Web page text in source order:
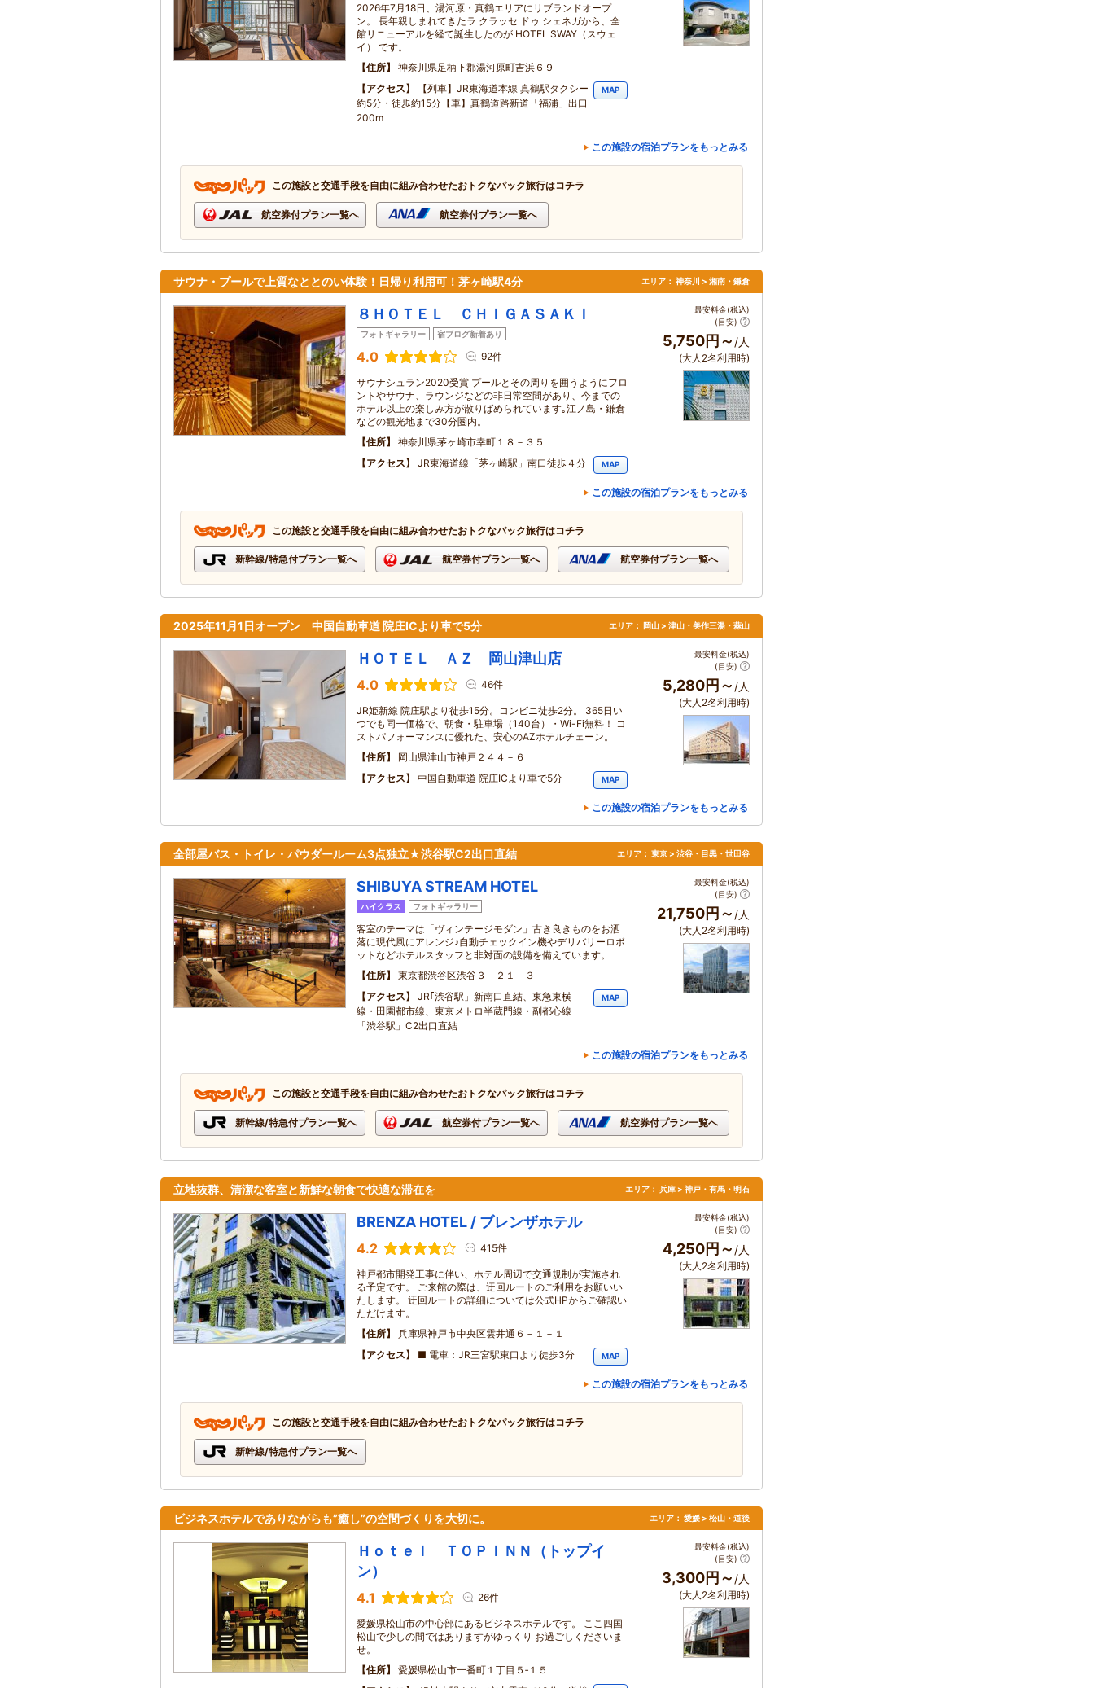
2026年7月18日、湯河原・真鶴エリアにリブランドオープ
ン。 長年親しまれてきたラ クラッセ ドゥ シェネガから、全
館リニューアルを経て誕生したのが HOTEL SWAY（スウェ
イ） です。
住所
神奈川県足柄下郡湯河原町吉浜６９
アクセス
【列車】JR東海道本線 真鶴駅タクシー
約5分・徒歩約15分【車】真鶴道路新道「福浦」出口
200m
MAP
この施設の宿泊プランをもっとみる
この施設と交通手段を自由に組み合わせたおトクなパック旅行はコチラ
航空券付プラン一覧へ 航空券付プラン一覧へ
サウナ・プールで上質なととのい体験！日帰り利用可！茅ヶ崎駅4分 エリア： 神奈川 > 湘南・鎌倉
８ＨＯＴＥＬ ＣＨＩＧＡＳＡＫＩ
フォトギャラリー 宿ブログ新着あり
4.0 92件
サウナシュラン2020受賞 プールとその周りを囲うようにフロ
ントやサウナ、ラウンジなどの非日常空間があり、今までの
ホテル以上の楽しみ方が散りばめられています｡江ノ島・鎌倉
などの観光地まで30分圏内。
住所
神奈川県茅ヶ崎市幸町１８－３５
アクセス
JR東海道線「茅ヶ崎駅」南口徒歩４分 MAP
最安料金(税込)
(目安)
5,750円～ /人
(大人2名利用時)
この施設の宿泊プランをもっとみる
この施設と交通手段を自由に組み合わせたおトクなパック旅行はコチラ
新幹線/特急付プラン一覧へ 航空券付プラン一覧へ 航空券付プラン一覧へ
2025年11月1日オープン 中国自動車道 院庄ICより車で5分 エリア： 岡山 > 津山・美作三湯・蒜山
ＨＯＴＥＬ ＡＺ 岡山津山店
4.0 46件
JR姫新線 院庄駅より徒歩15分。コンビニ徒歩2分。 365日い
つでも同一価格で、朝食・駐車場（140台）・Wi-Fi無料！ コ
ストパフォーマンスに優れた、安心のAZホテルチェーン。
住所
岡山県津山市神戸２４４－６
アクセス
中国自動車道 院庄ICより車で5分 MAP
最安料金(税込)
(目安)
5,280円～/人
(大人2名利用時)
この施設の宿泊プランをもっとみる
全部屋バス・トイレ・パウダールーム3点独立★渋谷駅C2出口直結 エリア： 東京 > 渋谷・目黒・世田谷
SHIBUYA STREAM HOTEL
ハイクラス フォトギャラリー
客室のテーマは「ヴィンテージモダン」古き良きものをお洒
落に現代風にアレンジ♪自動チェックイン機やデリバリーロボ
ットなどホテルスタッフと非対面の設備を備えています。
住所
東京都渋谷区渋谷３－２１－３
アクセス
JR｢渋谷駅」新南口直結、東急東横
線・田園都市線、東京メトロ半蔵門線・副都心線
「渋谷駅」C2出口直結
MAP
最安料金(税込)
(目安)
21,750円～/人
(大人2名利用時)
この施設の宿泊プランをもっとみる
この施設と交通手段を自由に組み合わせたおトクなパック旅行はコチラ
新幹線/特急付プラン一覧へ 航空券付プラン一覧へ 航空券付プラン一覧へ
立地抜群、清潔な客室と新鮮な朝食で快適な滞在を エリア： 兵庫 > 神戸・有馬・明石
BRENZA HOTEL / ブレンザホテル
4.2 415件
神戸都市開発工事に伴い、ホテル周辺で交通規制が実施され
る予定です。 ご来館の際は、迂回ルートのご利用をお願いい
たします。 迂回ルートの詳細については公式HPからご確認い
ただけます。
住所
兵庫県神戸市中央区雲井通６－１－１
アクセス
■ 電車：JR三宮駅東口より徒歩3分 MAP
最安料金(税込)
(目安)
4,250円～ /人
(大人2名利用時)
この施設の宿泊プランをもっとみる
この施設と交通手段を自由に組み合わせたおトクなパック旅行はコチラ
新幹線/特急付プラン一覧へ
ビジネスホテルでありながらも”癒し”の空間づくりを大切に。 エリア： 愛媛 > 松山・道後
Ｈｏｔｅｌ ＴＯＰＩＮＮ（トップイ
ン）
4.1 26件
愛媛県松山市の中心部にあるビジネスホテルです。 ここ四国
松山で少しの間ではありますがゆっくり お過ごしくださいま
せ。
住所
愛媛県松山市一番町１丁目５‐１５
最安料金(税込)
(目安)
3,300円～ /人
(大人2名利用時)